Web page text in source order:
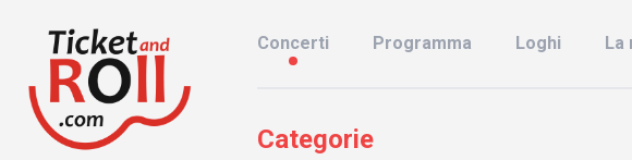
Concerti Programma Loghi La
Categorie